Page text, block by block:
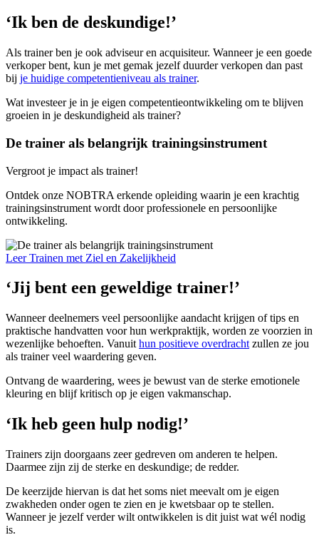
‘Ik ben de deskundige!’
Als trainer ben je ook adviseur en acquisiteur. Wanneer je een goede
verkoper bent, kun je met gemak jezelf duurder verkopen dan past
bij je huidige competentieniveau als trainer.
Wat investeer je in je eigen competentieontwikkeling om te blijven
groeien in je deskundigheid als trainer?
De trainer als belangrijk trainingsinstrument
Vergroot je impact als trainer!
Ontdek onze NOBTRA erkende opleiding waarin je een krachtig
trainingsinstrument wordt door professionele en persoonlijke
ontwikkeling.
Leer Trainen met Ziel en Zakelijkheid
‘Jij bent een geweldige trainer!’
Wanneer deelnemers veel persoonlijke aandacht krijgen of tips en
praktische handvatten voor hun werkpraktijk, worden ze voorzien in
wezenlijke behoeften. Vanuit hun positieve overdracht zullen ze jou
als trainer veel waardering geven.
Ontvang de waardering, wees je bewust van de sterke emotionele
kleuring en blijf kritisch op je eigen vakmanschap.
‘Ik heb geen hulp nodig!’
Trainers zijn doorgaans zeer gedreven om anderen te helpen.
Daarmee zijn zij de sterke en deskundige; de redder.
De keerzijde hiervan is dat het soms niet meevalt om je eigen
zwakheden onder ogen te zien en je kwetsbaar op te stellen.
Wanneer je jezelf verder wilt ontwikkelen is dit juist wat wél nodig
is.